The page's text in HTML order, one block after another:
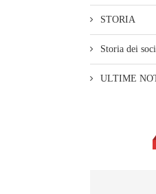
STORIA
Storia dei
ULTIME